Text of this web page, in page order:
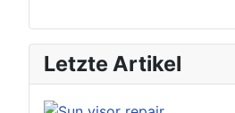
Letzte Artikel